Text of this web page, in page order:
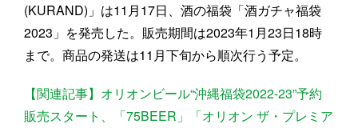
(KURAND)」は11月17日、酒の福袋「酒ガチャ福袋
2023」を発売した。販売期間は2023年1月23日18時
まで。商品の発送は11月下旬から順次行う予定。
【関連記事】オリオンビール“沖縄福袋2022-23”予約
販売スタート、「75BEER」「オリオン ザ・プレミア